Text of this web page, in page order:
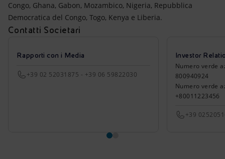
Congo, Ghana, Gabon, Mozambico, Nigeria, Repubblica
Democratica del Congo, Togo, Kenya e Liberia.
Contatti Societari
Rapporti con i Media
+39 02 52031875 - +39 06 59822030
Investor
Numero verde
800940924
Numero verde
+80011223456
+39